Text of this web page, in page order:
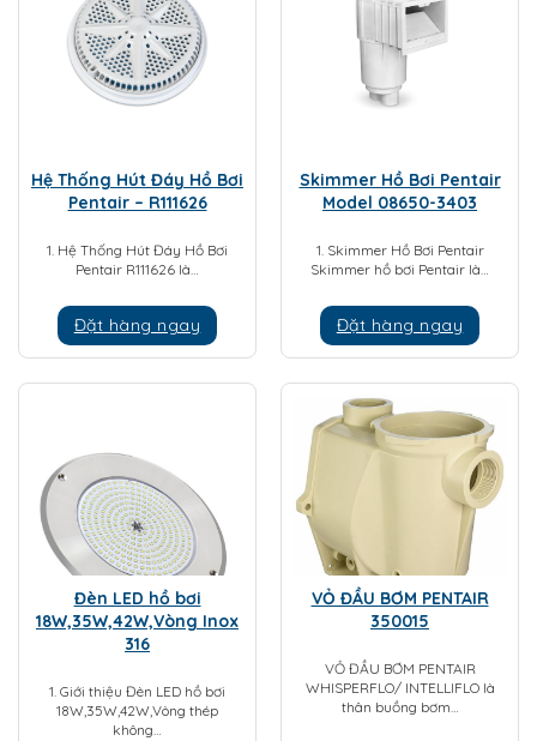
Hệ Thống Hút Đáy Hồ Bơi
Pentair – R111626
1. Hệ Thống Hút Đáy Hồ Bơi
Pentair R111626 là…
Đặt hàng ngay
Skimmer Hồ Bơi Pentair
Model 08650-3403
1. Skimmer Hồ Bơi Pentair
Skimmer hồ bơi Pentair là…
Đặt hàng ngay
Đèn LED hồ bơi
18W,35W,42W,Vòng Inox
316
1. Giới thiệu Đèn LED hồ bơi
18W,35W,42W,Vòng thép
không…
VỎ ĐẦU BƠM PENTAIR
350015
VỎ ĐẦU BƠM PENTAIR
WHISPERFLO/ INTELLIFLO là
thân buồng bơm…